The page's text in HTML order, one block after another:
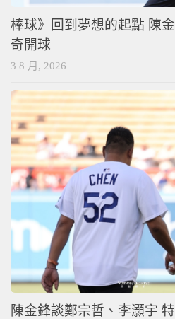
棒球》回到夢想的起點 陳
奇開球
3 8 月, 2026
陳金鋒談鄭宗哲、李灝宇